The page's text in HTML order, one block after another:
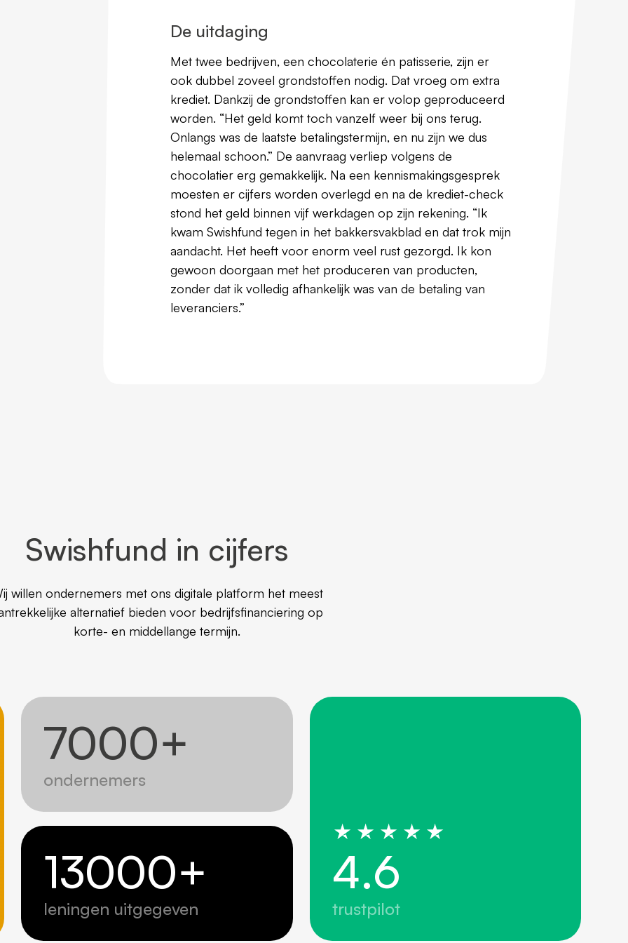
De uitdaging
Met twee bedrijven, een chocolaterie én patisserie, zijn er
ook dubbel zoveel grondstoffen nodig. Dat vroeg om extra
krediet. Dankzij de grondstoffen kan er volop geproduceerd
worden. “Het geld komt toch vanzelf weer bij ons terug.
Onlangs was de laatste betalingstermijn, en nu zijn we dus
helemaal schoon.” De aanvraag verliep volgens de
chocolatier erg gemakkelijk. Na een kennismakingsgesprek
moesten er cijfers worden overlegd en na de krediet-check
stond het geld binnen vijf werkdagen op zijn rekening. “Ik
kwam Swishfund tegen in het bakkersvakblad en dat trok mijn
aandacht. Het heeft voor enorm veel rust gezorgd. Ik kon
gewoon doorgaan met het produceren van producten,
zonder dat ik volledig afhankelijk was van de betaling van
leveranciers.”
Swishfund in cijfers
willen ondernemers met ons digitale platform het meest
alternatief bieden voor bedrijfsfinanciering op
korte- en middellange termijn.
7000+
ondernemers
13000+
leningen uitgegeven
4.6
trustpilot